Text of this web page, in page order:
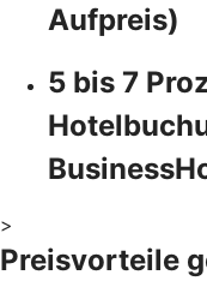
Aufpreis)
5 bis 7
>
Preisvorteile